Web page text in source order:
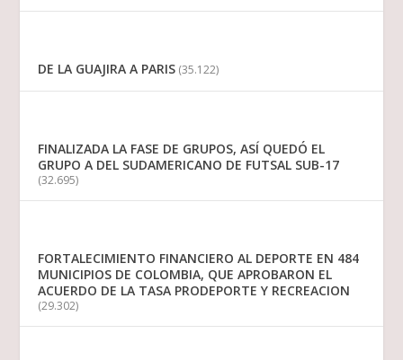
DE LA GUAJIRA A PARIS (35.122)
FINALIZADA LA FASE DE GRUPOS, ASÍ QUEDÓ EL
GRUPO A DEL SUDAMERICANO DE FUTSAL SUB-17
(32.695)
FORTALECIMIENTO FINANCIERO AL DEPORTE EN 484
MUNICIPIOS DE COLOMBIA, QUE APROBARON EL
ACUERDO DE LA TASA PRODEPORTE Y RECREACION
(29.302)